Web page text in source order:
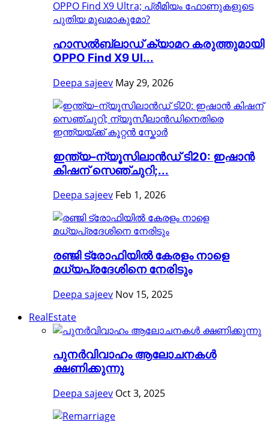
ഹാസൽബ്ലാഡ് ക്യാമറ കരുത്തുമായി
OPPO Find X9 Ul...
Deepa sajeev May 29, 2026
ഇന്ത്യ–ന്യൂസിലാൻഡ് ടി20: ഇഷാൻ
കിഷന് സെഞ്ചുറി;...
Deepa sajeev Feb 1, 2026
രഞ്ജി ട്രോഫിയിൽ കേരളം നാളെ
മധ്യപ്രദേശിനെ നേരിടും
Deepa sajeev Nov 15, 2025
RealEstate
പുനർവിവാഹം ആലോചനകൾ
ക്ഷണിക്കുന്നു
Deepa sajeev Oct 3, 2025